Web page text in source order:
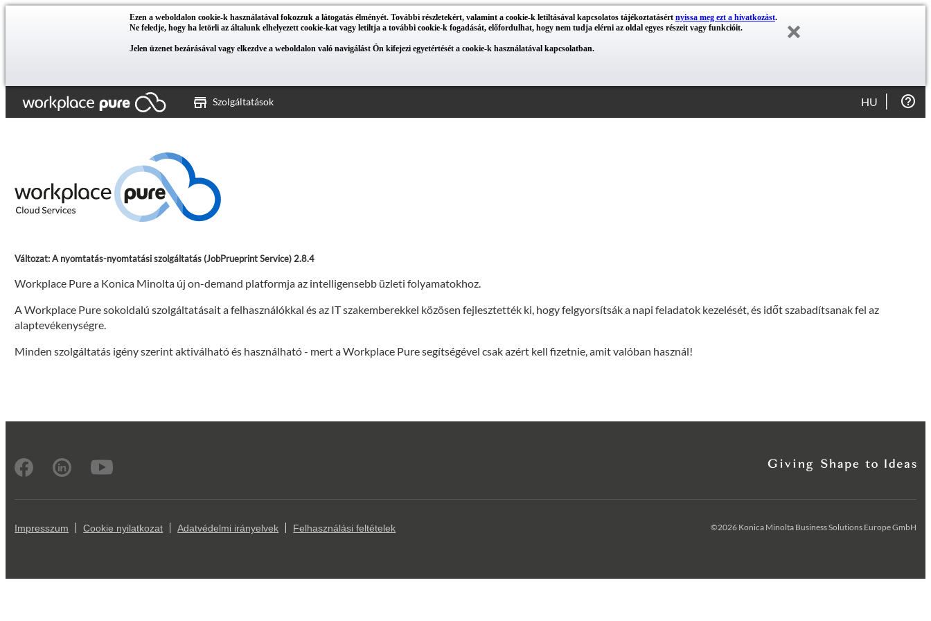
Ezen a weboldalon cookie-k használatával fokozzuk a látogatás élményét. További részletekért, valamint a cookie-k letiltásával kapcsolatos tájékoztatásért nyissa meg ezt a hivatkozást.
Ne feledje, hogy ha letörli az általunk elhelyezett cookie-kat vagy letiltja a további cookie-k fogadását, előfordulhat, hogy nem tudja elérni az oldal egyes részeit vagy funkcióit.
Jelen üzenet bezárásával vagy elkezdve a weboldalon való navigálást Ön kifejezi egyetértését a cookie-k használatával kapcsolatban.
Szolgáltatások HU
Változat: A nyomtatás-nyomtatási szolgáltatás (JobPrueprint Service) 2.8.4
Workplace Pure a Konica Minolta új on-demand platformja az intelligensebb üzleti folyamatokhoz.
A Workplace Pure sokoldalú szolgáltatásait a felhasználókkal és az IT szakemberekkel közösen fejlesztették ki, hogy felgyorsítsák a napi feladatok kezelését, és időt szabadítsanak fel az
alaptevékenységre.
Minden szolgáltatás igény szerint aktiválható és használható - mert a Workplace Pure segítségével csak azért kell fizetnie, amit valóban használ!
Impresszum Cookie nyilatkozat Adatvédelmi irányelvek Felhasználási feltételek ©2026 Konica Minolta Business Solutions Europe GmbH